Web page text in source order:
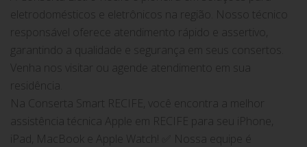
eletrodomésticos e eletrônicos na região. Nosso técnico
responsável oferece atendimento rápido e assertivo,
garantindo a qualidade e segurança em seus consertos.
Venha nos visitar ou agende atendimento em sua
residência.
Na Conserta Smart RECIFE, você encontra a melhor
assistência técnica Apple em RECIFE para seu iPhone,
iPad, MacBook e Apple Watch! ✅ Nossa equipe é